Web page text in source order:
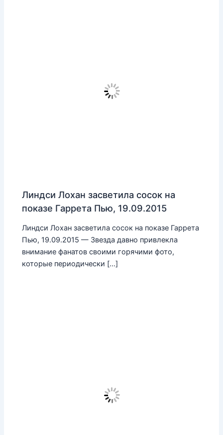
Линдси Лохан засветила сосок на
показе Гаррета Пью, 19.09.2015
Линдси Лохан засветила сосок на показе Гаррета
Пью, 19.09.2015 — Звезда давно привлекла
внимание фанатов своими горячими фото,
которые периодически […]